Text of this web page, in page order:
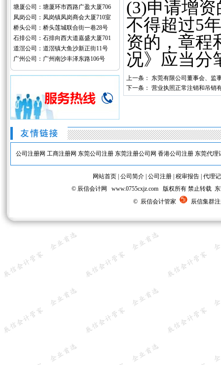
塘厦公司：塘厦环市西路广盈大厦706
凤岗公司：凤岗镇凤岗商会大厦710室
桥头公司：桥头莲城联合街一巷28号
石排公司：石排向西大道嘉盛大厦701
道滘公司：道滘镇大鱼沙新正街11号
广州公司：广州南沙丰泽东路106号
(3)申请增
不得超过5
资的，章程
况》应当分
上一条： 东莞有限公司董事会、监
下一条： 营业执照正常注销和吊销
公司注册网 工商注册网 东莞公司注册 东莞注册公司网 香港公司注册 东莞代理
网站首页 公司简介 公司注册 税审报告 代理
© 辰信会计网 www.0755cxjz.com 版权所有 禁止转载
© 辰信会计管家
辰信集群